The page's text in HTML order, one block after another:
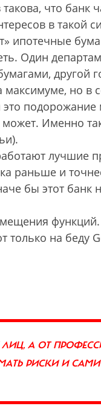
что банк
в такой
ипотечные
Один
другой
максимуме, но в
это подорожание
Именно
лучшие
раньше и
бы этот банк
только на беду
ЛИЦ, А ОТ
РИСКИ И САМИ